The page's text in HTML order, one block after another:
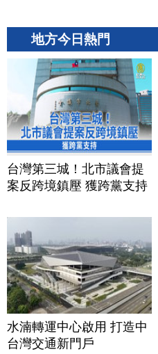
地方今日熱門
台灣第三城！北市議會提
案反跨境鎮壓 獲跨黨支持
水湳轉運中心啟用 打造中
台灣交通新門戶